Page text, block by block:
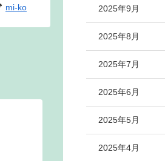
mi-ko 2025年9月
2025年8月
2025年7月
2025年6月
2025年5月
2025年4月